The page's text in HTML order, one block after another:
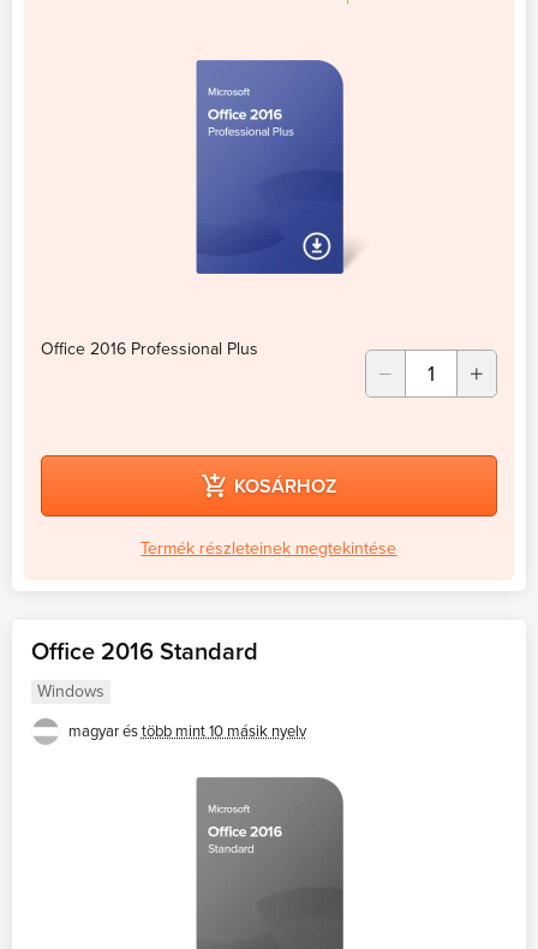
Office 2016 Professional Plus
KOSÁRHOZ
Termék részleteinek megtekintése
Office 2016 Standard
Windows
magyar éstöbb mint 10 másik nyelv